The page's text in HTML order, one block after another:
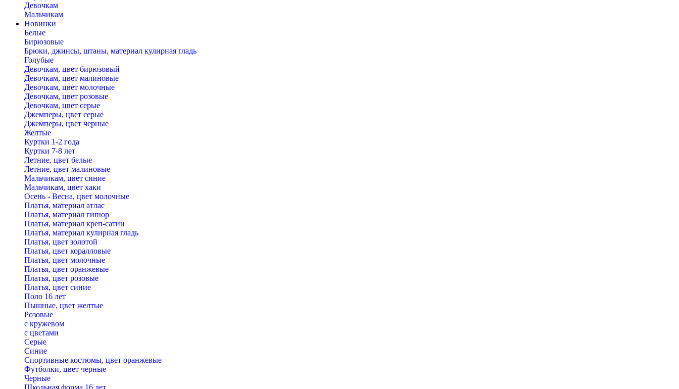
Девочкам
Мальчикам
Новинки
Белые
Бирюзовые
Брюки, джинсы, штаны, материал кулирная гладь
Голубые
Девочкам, цвет бирюзовый
Девочкам, цвет малиновые
Девочкам, цвет молочные
Девочкам, цвет розовые
Девочкам, цвет серые
Джемперы, цвет серые
Джемперы, цвет черные
Желтые
Куртки 1-2 года
Куртки 7-8 лет
Летние, цвет белые
Летние, цвет малиновые
Мальчикам, цвет синие
Мальчикам, цвет хаки
Осень - Весна, цвет молочные
Платья, материал атлас
Платья, материал гипюр
Платья, материал креп-сатин
Платья, материал кулирная гладь
Платья, цвет золотой
Платья, цвет коралловые
Платья, цвет молочные
Платья, цвет оранжевые
Платья, цвет розовые
Платья, цвет синие
Поло 16 лет
Пышные, цвет желтые
Розовые
с кружевом
с цветами
Серые
Синие
Спортивные костюмы, цвет оранжевые
Футболки, цвет черные
Черные
Школьная форма 16 лет